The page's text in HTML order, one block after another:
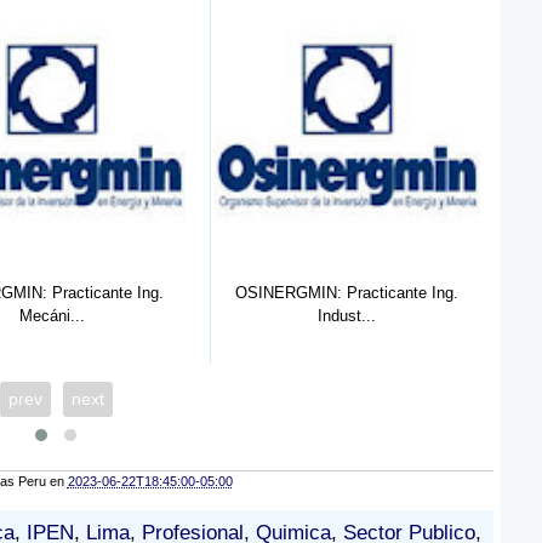
Practicante Ing.
Indust...
IPEN: Practicante de
Administración...
prev next
Peru en 2023-06-22T18:45:00-05:00
, IPEN, Lima, Profesional, Quimica, Sector Publico,